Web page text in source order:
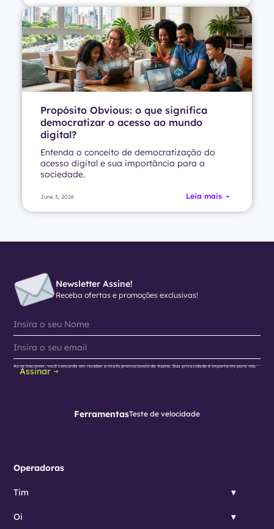
Propósito Obvious: o que significa
democratizar o acesso ao mundo
digital?
Entenda o conceito de democratização do
acesso digital e sua importância para a
sociedade.
June 3, 2026 Leia mais
Newsletter Assine!
Receba ofertas e promoções exclusivas!
Assinar
Ao se inscrever, você concorda em receber e-mails promocionais da Assine. Sua privacidade é importante para nós.
FerramentasTeste de velocidade
Operadoras
Tim
Oi